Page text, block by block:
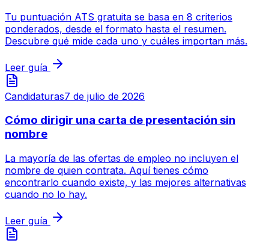
Tu puntuación ATS gratuita se basa en 8 criterios
ponderados, desde el formato hasta el resumen.
Descubre qué mide cada uno y cuáles importan más.
Leer guía
Candidaturas7 de julio de 2026
Cómo dirigir una carta de presentación sin
nombre
La mayoría de las ofertas de empleo no incluyen el
nombre de quien contrata. Aquí tienes cómo
encontrarlo cuando existe, y las mejores alternativas
cuando no lo hay.
Leer guía